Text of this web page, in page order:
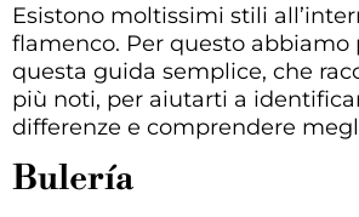
Esistono moltissimi stili
flamenco. Per questo abbiamo
questa guida semplice, che
più noti, per aiutarti a
differenze e comprendere
Bulería